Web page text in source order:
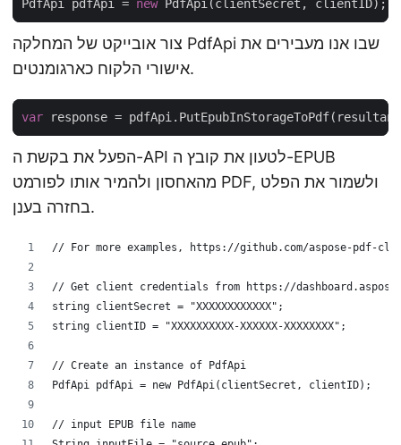
PdfApi pdfApi = new
צור אובייקט של המחלקה PdfApi שבו אנו מעבירים את
אישורי הלקוח כארגומנטים.
var
הפעל את בקשת ה-API לטעון את קובץ ה-EPUB
מהאחסון ולהמיר אותו לפורמט PDF, ולשמור את הפלט
בחזרה בענן.
// For more examples, https://github.com/aspose-pdf-
// Get client credentials from https://
string clientSecret = "XXXXXXXXXXXX";
string clientID = "XXXXXXXXXX-XXXXXX-XXXXXXXX";
// Create an instance of PdfApi
PdfApi pdfApi = new PdfApi(clientSecret, clientID);
// input EPUB file name